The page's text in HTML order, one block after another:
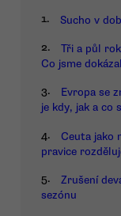
1. Sucho v
2.
Tři a půl
Co jsme
3.
Evropa se
je kdy, jak a co
4.
Ceuta jako
pravice
5.
Zrušení
sezónu